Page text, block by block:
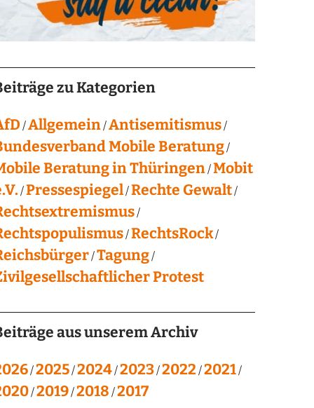
zu Kategorien
Allgemein Antisemitismus
Mobile Beratung
Beratung in Thüringen Mobit
Pressespiegel Rechte Gewalt
RechtsRock
Tagung
Protest
aus unserem Archiv
2025 2024 2023 2022 2021
2019 2018 2017